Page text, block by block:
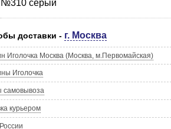
№310 серый
доставки - г. Москва
Иголочка Москва (Москва, м.Первомайская)
Иголочка
самовывоза
курьером